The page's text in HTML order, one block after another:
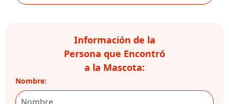
Información de la
Persona que Encontró
a la Mascota:
Nombre: